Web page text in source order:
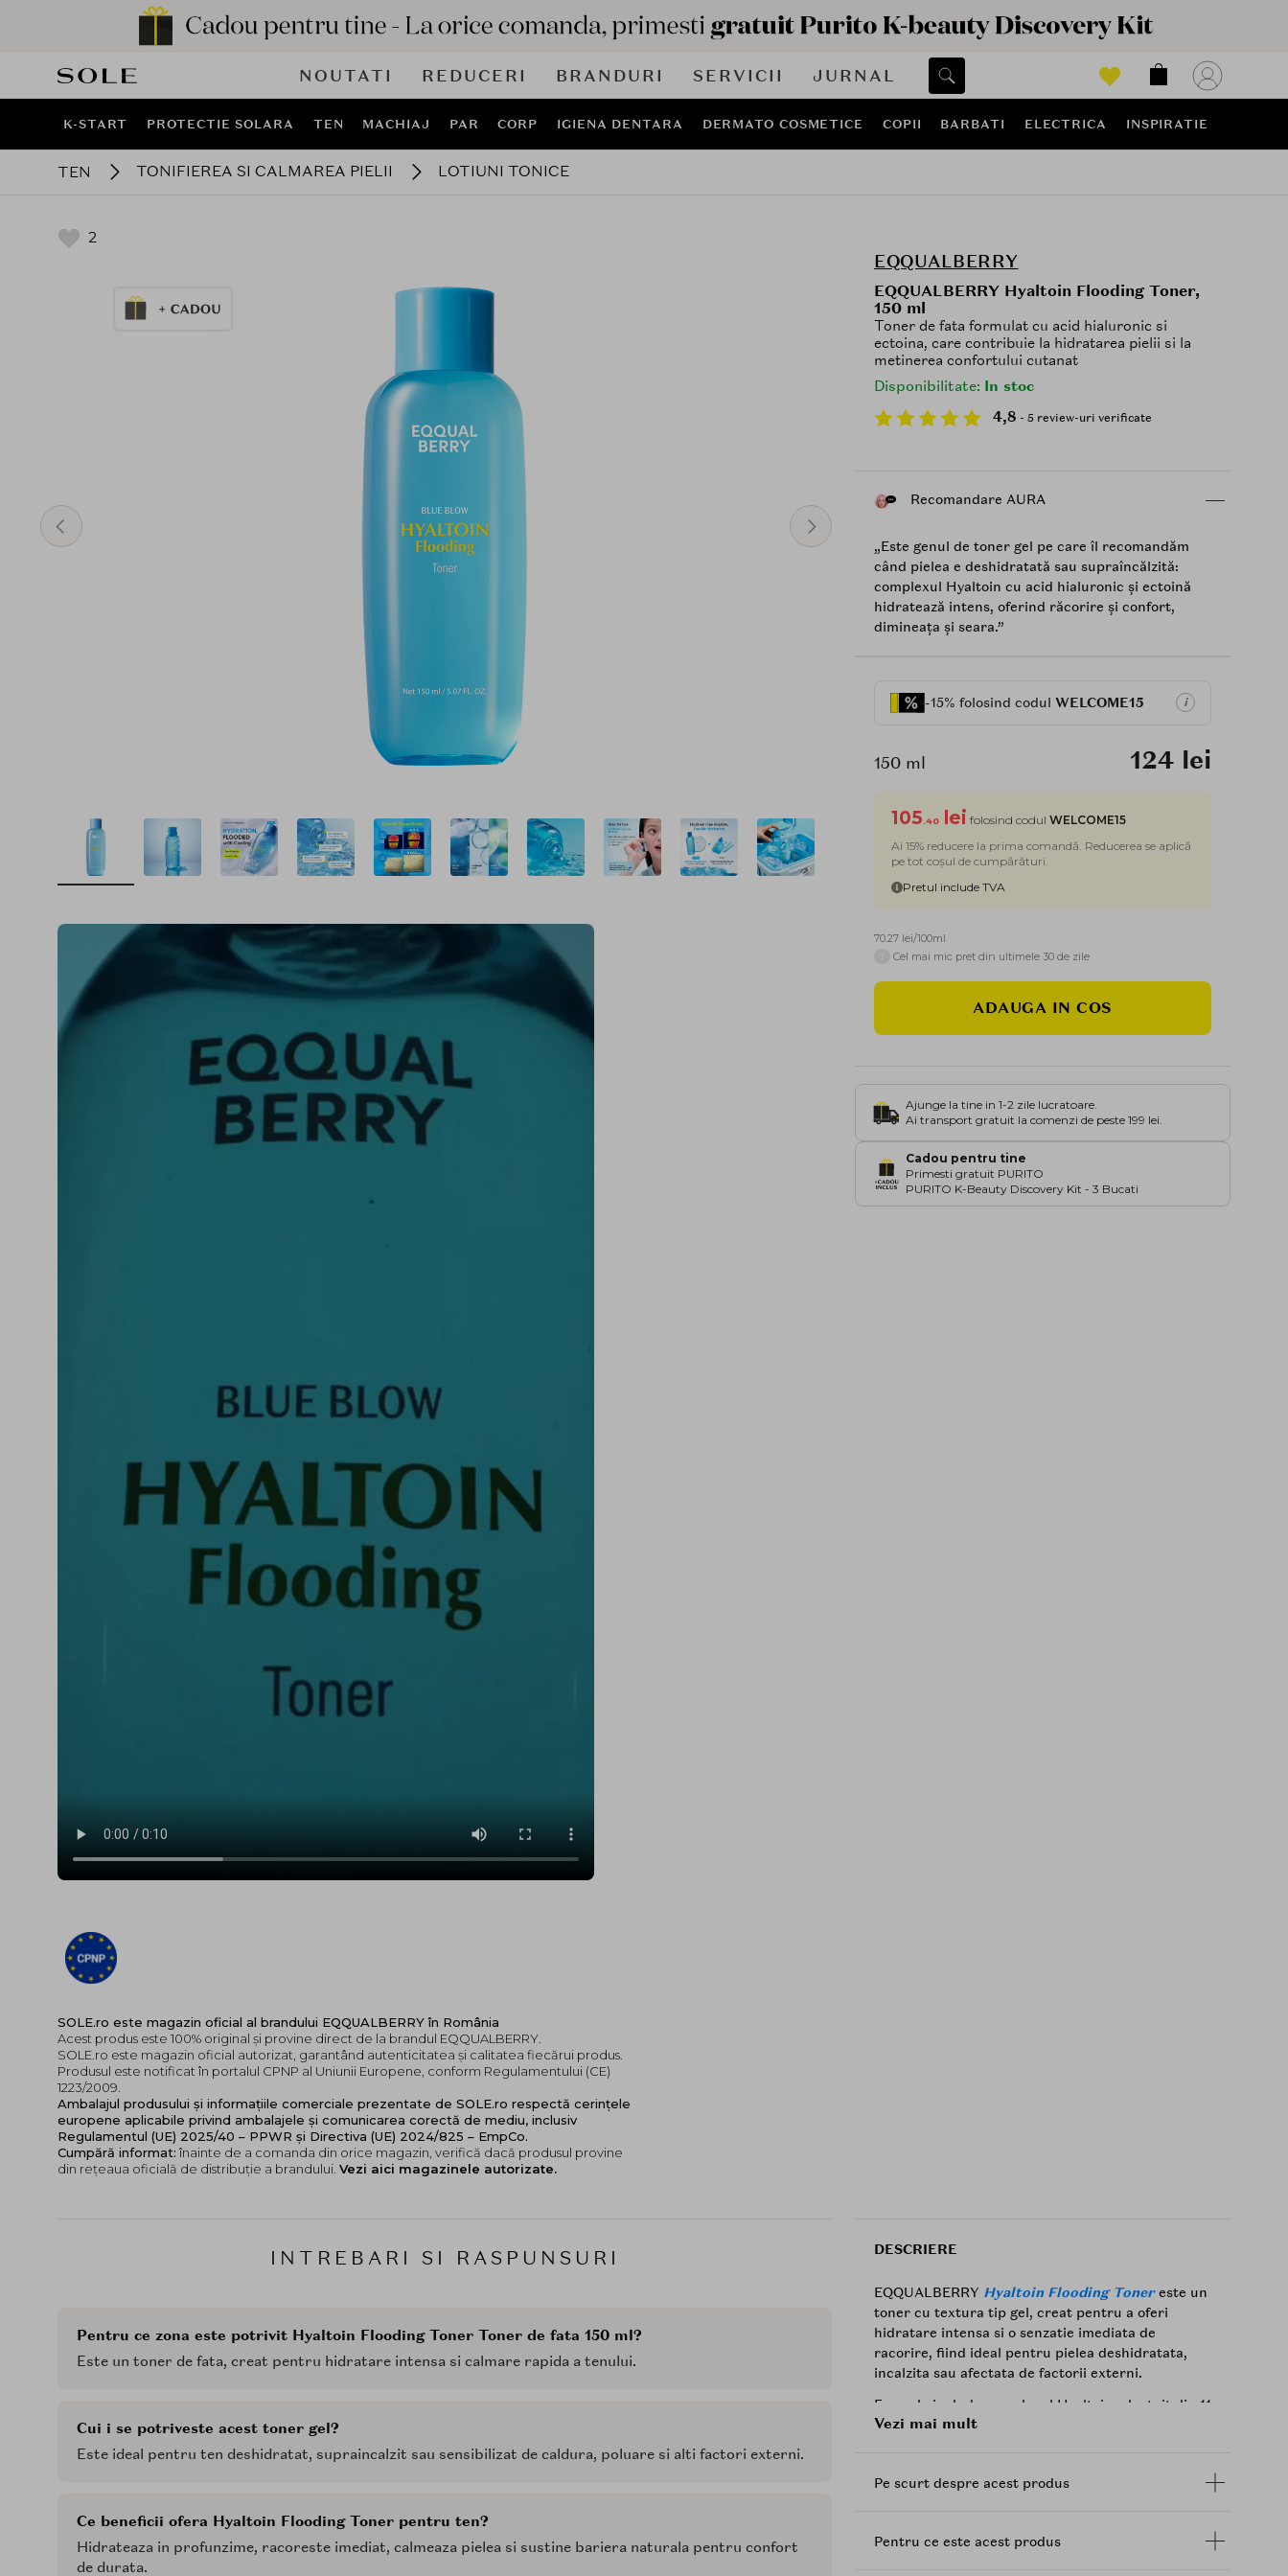
NOUTATI REDUCERI BRANDURI SERVICII JURNAL
K-START PROTECTIE SOLARA TEN MACHIAJ PAR CORP IGIENA DENTARA DERMATO COSMETICE COPII BARBATI ELECTRICA INSPIRATIE
TEN TONIFIEREA SI CALMAREA PIELII LOTIUNI TONICE
2
SOLE.ro este magazin oficial al brandului EQQUALBERRY în România
Acest produs este 100% original și provine direct de la brandul EQQUALBERRY.
SOLE.ro este magazin oficial autorizat, garantând autenticitatea și calitatea fiecărui produs.
Produsul este notificat în portalul CPNP al Uniunii Europene, conform Regulamentului (CE)
1223/2009.
Ambalajul produsului și informațiile comerciale prezentate de SOLE.ro respectă cerințele
europene aplicabile privind ambalajele și comunicarea corectă de mediu, inclusiv
Regulamentul (UE) 2025/40 – PPWR și Directiva (UE) 2024/825 – EmpCo.
Cumpără informat: înainte de a comanda din orice magazin, verifică dacă produsul provine
din rețeaua oficială de distribuție a brandului. Vezi aici magazinele autorizate.
EQQUALBERRY
EQQUALBERRY Hyaltoin Flooding Toner,
150 ml
Toner de fata formulat cu acid hialuronic si
ectoina, care contribuie la hidratarea pielii si la
metinerea confortului cutanat
Disponibilitate: In stoc
4,8 - 5 review-uri verificate
Recomandare AURA
„Este genul de toner gel pe care îl recomandăm
când pielea e deshidratată sau supraîncălzită:
complexul Hyaltoin cu acid hialuronic și ectoină
hidratează intens, oferind răcorire și confort,
dimineața și seara.”
-15% folosind codul WELCOME15 i
150 ml 124 lei
105 .40 lei folosind codul WELCOME15
Ai 15% reducere la prima comandă. Reducerea se aplică
pe tot coșul de cumpărături.
Pretul include TVA
70.27 lei/100ml
Cel mai mic pret din ultimele 30 de zile
ADAUGA IN COS
Ajunge la tine in 1-2 zile lucratoare.
Ai transport gratuit la comenzi de peste 199 lei.
Cadou pentru tine
Primesti gratuit PURITO
PURITO K-Beauty Discovery Kit - 3 Bucati
INTREBARI SI RASPUNSURI
Pentru ce zona este potrivit Hyaltoin Flooding Toner Toner de fata 150 ml?
Este un toner de fata, creat pentru hidratare intensa si calmare rapida a tenului.
Cui i se potriveste acest toner gel?
Este ideal pentru ten deshidratat, supraincalzit sau sensibilizat de caldura, poluare si alti factori externi.
Ce beneficii ofera Hyaltoin Flooding Toner pentru ten?
Hidrateaza in profunzime, racoreste imediat, calmeaza pielea si sustine bariera naturala pentru confort
de durata.
DESCRIERE
EQQUALBERRY Hyaltoin Flooding Tonereste un
toner cu textura tip gel, creat pentru a oferi
hidratare intensa si o senzatie imediata de
racorire, fiind ideal pentru pielea deshidratata,
incalzita sau afectata de factorii externi.
Formula include complexul Hyaltoin, alcatuit din 11
tipuri deacid hialuronic
reducerea pierderii de umiditate pentru un
Pentru un efect racoritor imediat, apa glaciara
Vezi mai mult
Pe scurt despre acest produs
Pentru ce este acest produs